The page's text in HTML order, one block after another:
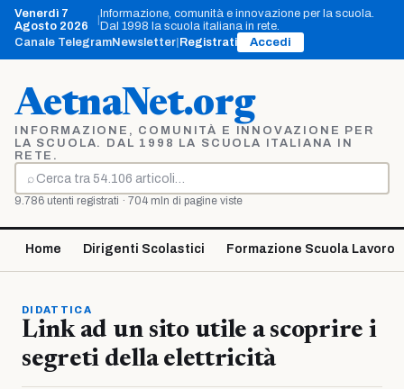
Vai
contenuto
Venerdì 7
Agosto 2026
Informazione, comunità e innovazione per la scuola.
Dal 1998 la scuola italiana in rete.
Canale TelegramNewsletter Registrati Accedi
AetnaNet.org
INFORMAZIONE, COMUNITÀ E INNOVAZIONE PER
LA SCUOLA. DAL 1998 LA SCUOLA ITALIANA IN
RETE.
⌕
Cerca
9.786 utenti registrati · 704 mln di pagine viste
Home Dirigenti Scolastici Formazione Scuola Lavoro
DIDATTICA
Link ad un sito utile a scoprire i
segreti della elettricità